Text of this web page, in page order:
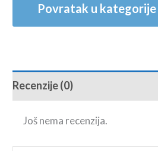
Povratak u kategorije
Recenzije (0)
Još nema recenzija.